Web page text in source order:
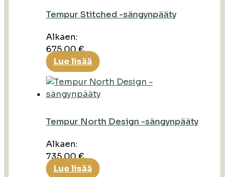
Tempur Stitched -sängynpääty
Alkaen:
675,00€
Lue lisää
Tempur North Design -sängynpääty
Alkaen:
735,00€
Lue lisää